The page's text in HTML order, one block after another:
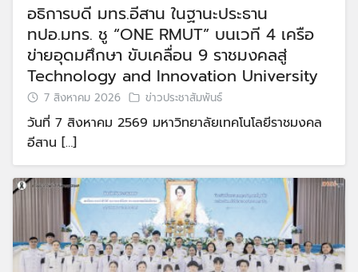
อธิการบดี มทร.อีสาน ในฐานะประธาน
ทปอ.มทร. ชู “ONE RMUT” บนเวที 4 เครือ
ข่ายอุดมศึกษา ขับเคลื่อน 9 ราชมงคลสู่
Technology and Innovation University
7 สิงหาคม 2026 ข่าวประชาสัมพันธ์
วันที่ 7 สิงหาคม 2569 มหาวิทยาลัยเทคโนโลยีราชมงคล
อีสาน […]